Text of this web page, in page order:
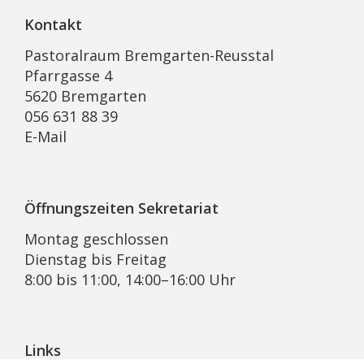
Kontakt
Pastoralraum Bremgarten-Reusstal
Pfarrgasse 4
5620 Bremgarten
056 631 88 39
E-Mail
Öffnungszeiten Sekretariat
Montag geschlossen
Dienstag bis Freitag
8:00 bis 11:00, 14:00–16:00 Uhr
Links